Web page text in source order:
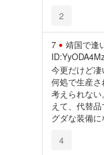
2
7 靖国で逢
今更だけど
何処で生産
考えられな
えて、代替
グダな装備に
4